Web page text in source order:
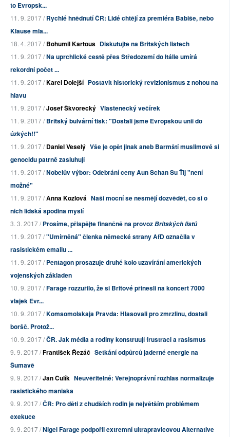
to Evropsk...
11. 9. 2017 /Rychlé hnědnutí ČR: Lidé chtějí za premiéra Babiše, nebo
Klause mla...
18. 4. 2017 /Bohumil Kartous Diskutujte na Britských listech
11. 9. 2017 /Na uprchlické cestě přes Středozemí do Itálie umírá
rekordní počet ...
11. 9. 2017 /Karel Dolejší Postavit historický revizionismus z nohou na
hlavu
11. 9. 2017 /Josef Škvorecký Vlastenecký večírek
11. 9. 2017 /Britský bulvární tisk: "Dostali jsme Evropskou unii do
úzkých!!"
11. 9. 2017 /Daniel Veselý Vše je opět jinak aneb Barmští muslimové si
genocidu patrně zasluhují
11. 9. 2017 /Nobelův výbor: Odebrání ceny Aun Schan Su Ťij "není
možné"
11. 9. 2017 /Anna Kozlová Naši mocní se nesmějí dozvědět, co si o
nich lidská spodina myslí
3. 3. 2017 /Prosíme, přispějte finančně na provozBritských listů
11. 9. 2017 /"Umírněná" členka německé strany AfD označila v
rasistickém emailu ...
11. 9. 2017 /Pentagon prosazuje druhé kolo uzavírání amerických
vojenských základen
10. 9. 2017 /Farage rozzuřilo, že si Britové přinesli na koncert 7000
vlajek Evr...
10. 9. 2017 /Komsomolskaja Pravda: Hlasovali pro zmrzlinu, dostali
boršč. Protož...
10. 9. 2017 /ČR. Jak média a rodiny konstruují frustraci a rasismus
9. 9. 2017 /František Řezáč Setkání odpůrců jaderné energie na
Šumavě
9. 9. 2017 /Jan Čulík Neuvěřitelné: Veřejnoprávní rozhlas normalizuje
rasistického maniaka
9. 9. 2017 /ČR: Pro děti z chudších rodin je největším problémem
exekuce
9. 9. 2017 /Nigel Farage podpořil extremní ultrapravicovou Alternative